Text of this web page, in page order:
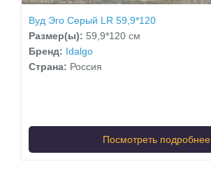
Вуд Эго Серый LR 59,9*120
Размер(ы): 59,9*120 см
Бренд: Idalgo
Страна: Россия
Посмотреть подробнее